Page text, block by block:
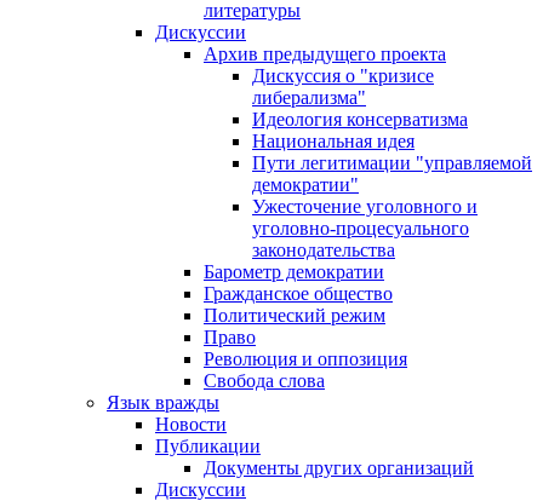
литературы
Дискуссии
Архив предыдущего проекта
Дискуссия о "кризисе
либерализма"
Идеология консерватизма
Национальная идея
Пути легитимации "управляемой
демократии"
Ужесточение уголовного и
уголовно-процесуального
законодательства
Барометр демократии
Гражданское общество
Политический режим
Право
Революция и оппозиция
Свобода слова
Язык вражды
Новости
Публикации
Документы других организаций
Дискуссии